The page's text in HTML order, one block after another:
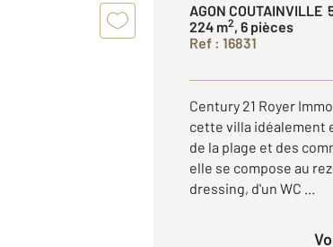
AGON COUTAINVILLE
224 m2, 6 pièces
Ref : 16831
Century 21 Royer
cette villa idéalement
de la plage et des
elle se compose au
dressing, d'un WC ...